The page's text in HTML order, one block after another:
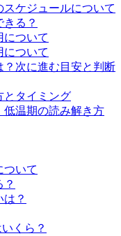
ケジュールについて
る？
について
について
？次に進む目安と判断
とタイミング
低温期の読み解き方
ついて
？
くら？